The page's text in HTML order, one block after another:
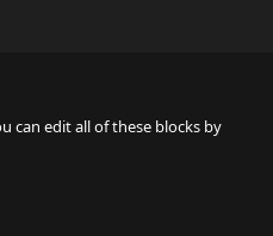
can edit all of these blocks by